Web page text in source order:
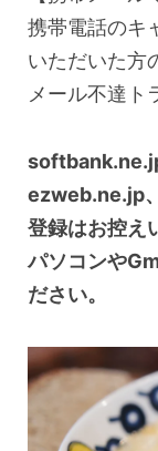
携帯電話のキ
いただいた方
メール不達ト
ezweb.ne.jp
登録はお控え
パソコンや
ださい。